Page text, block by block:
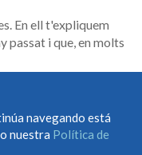
En ell t'expliquem
passat i que, en molts
navegando está
nuestra Política de